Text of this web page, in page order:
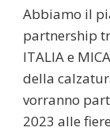
Abbiamo il
partnership
ITALIA e
della
vorranno
2023 alle